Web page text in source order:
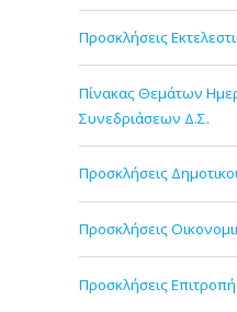
Προσκλήσεις
Πίνακας Θεμάτων
Συνεδριάσεων Δ.Σ.
Προσκλήσεις
Προσκλήσεις
Προσκλήσεις